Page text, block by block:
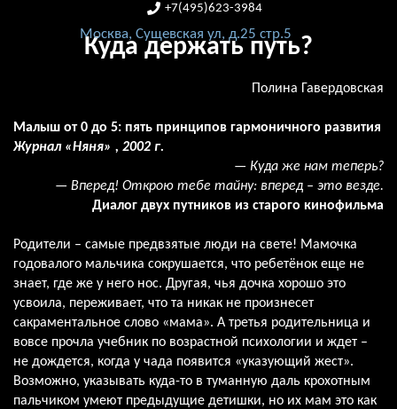
+7(495)623-3984
Москва, Сущевская ул, д.25 стр.5
Куда держать путь?
Полина Гавердовская
Малыш от 0 до 5: пять принципов гармоничного развития
Журнал «Няня» , 2002 г.
— Куда же нам теперь?
— Вперед! Открою тебе тайну: вперед – это везде.
Диалог двух путников из старого кинофильма
Родители – самые предвзятые люди на свете! Мамочка
годовалого мальчика сокрушается, что ребетёнок еще не
знает, где же у него нос. Другая, чья дочка хорошо это
усвоила, переживает, что та никак не произнесет
сакраментальное слово «мама». А третья родительница и
вовсе прочла учебник по возрастной психологии и ждет –
не дождется, когда у чада появится «указующий жест».
Возможно, указывать куда-то в туманную даль крохотным
пальчиком умеют предыдущие детишки, но их мам это как